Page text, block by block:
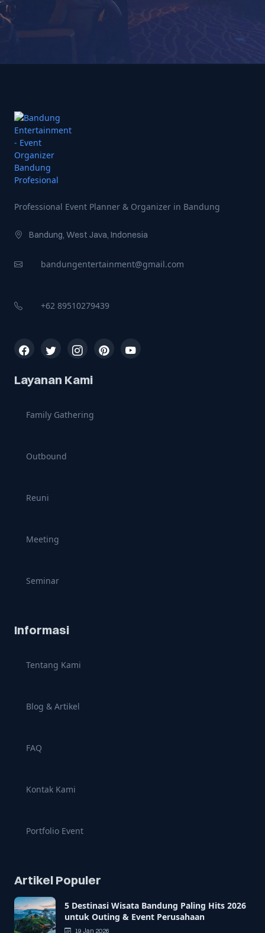
Professional Event Planner & Organizer in Bandung
Bandung, West Java, Indonesia
bandungentertainment@gmail.com
+62 89510279439
Ikuti kami di media sosial
Layanan Kami
Family Gathering
Outbound
Reuni
Meeting
Seminar
Informasi
Tentang Kami
Blog & Artikel
FAQ
Kontak Kami
Portfolio Event
Artikel Populer
5 Destinasi Wisata Bandung Paling Hits 2026
untuk Outing & Event Perusahaan
19 Jan 2026